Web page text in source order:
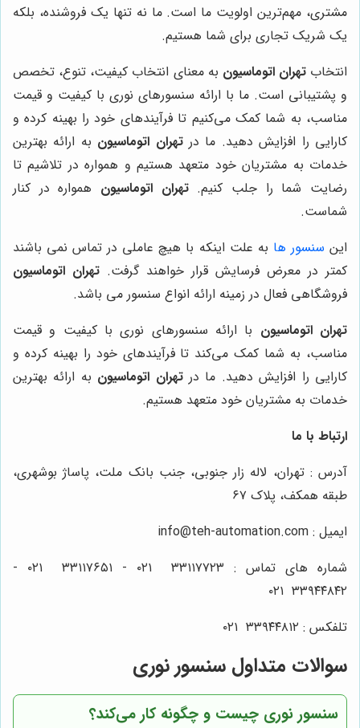
مشتری، مهم‌ترین اولویت ما است. ما نه تنها یک فروشنده، بلکه
یک شریک تجاری برای شما هستیم.
انتخابتهران اتوماسیون به معنای انتخاب کیفیت، تنوع، تخصص
و پشتیبانی است. ما با ارائه سنسورهای نوری با کیفیت و قیمت
مناسب، به شما کمک می‌کنیم تا فرآیندهای خود را بهینه کرده و
کارایی را افزایش دهید. ما درتهران اتوماسیون به ارائه بهترین
خدمات به مشتریان خود متعهد هستیم و همواره در تلاشیم تا
رضایت شما را جلب کنیم.تهران اتوماسیون همواره در کنار
شماست.
این سنسور ها به علت اینکه با هیچ عاملی در تماس نمی باشند
کمتر در معرض فرسایش قرار خواهند گرفت. تهران اتوماسیون
فروشگاهی فعال در زمینه ارائه انواع سنسور می باشد.
تهران اتوماسیون با ارائه سنسورهای نوری با کیفیت و قیمت
مناسب، به شما کمک می‌کند تا فرآیندهای خود را بهینه کرده و
کارایی را افزایش دهید. ما درتهران اتوماسیون به ارائه بهترین
خدمات به مشتریان خود متعهد هستیم.
ارتباط با ما
آدرس : تهران، لاله زار جنوبی، جنب بانک ملت، پاساژ بوشهری،
طبقه همکف، پلاک ۶۷
ایمیل : info@teh-automation.com
شماره های تماس : ۳۳۱۱۷۷۲۳ ۰۲۱ - ۳۳۱۱۷۶۵۱ ۰۲۱ -
۳۳۹۴۴۸۴۲ ۰۲۱
تلفکس : ۳۳۹۴۴۸۱۲ ۰۲۱
سوالات متداول سنسور نوری
سنسور نوری چیست و چگونه کار می‌کند؟